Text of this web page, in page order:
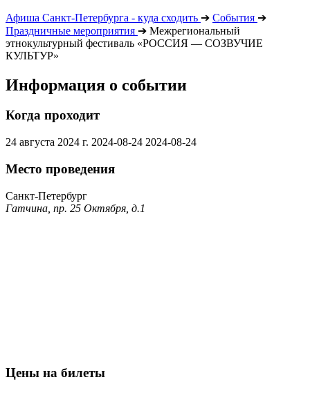
Афиша Санкт-Петербурга - куда сходить ➔ События ➔
Праздничные мероприятия ➔ Межрегиональный
этнокультурный фестиваль «РОССИЯ — СОЗВУЧИЕ
КУЛЬТУР»
Информация о событии
Когда проходит
24 августа 2024 г. 2024-08-24 2024-08-24
Место проведения
Санкт-Петербург
Гатчина, пр. 25 Октября, д.1
Цены на билеты